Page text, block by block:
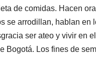
de comidas. Hacen
se arrodillan, hablan en
ser ateo y vivir en
Bogotá. Los fines de